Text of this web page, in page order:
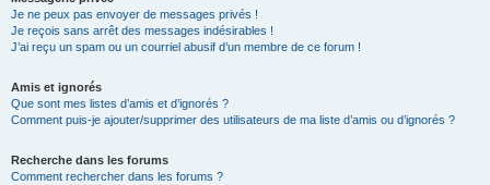
Je ne peux pas envoyer de messages privés !
Je reçois sans arrêt des messages indésirables !
J’ai reçu un spam ou un courriel abusif d’un membre de ce forum !
Amis et ignorés
Que sont mes listes d’amis et d’ignorés ?
Comment puis-je ajouter/supprimer des utilisateurs de ma liste d’amis ou d’ignorés ?
Recherche dans les forums
Comment rechercher dans les forums ?